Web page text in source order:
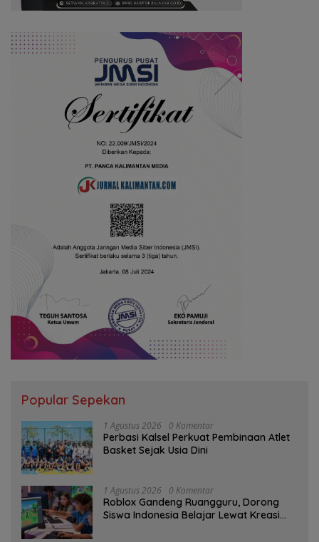
Popular Sepekan
1 Agustus 2026 0 Komentar
Perbasi Kalsel Perkuat Pembinaan Atlet
Basket Sejak Usia Dini
1 Agustus 2026 0 Komentar
Roblox Gandeng Ruangguru, Dorong
Siswa Indonesia Belajar Lewat Kreasi